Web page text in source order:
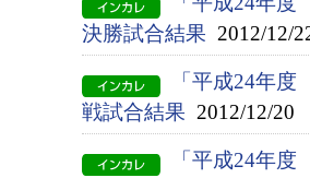
決勝試合結果 2012/12/
「平成24年
戦試合結果 2012/12/20
「平成24年